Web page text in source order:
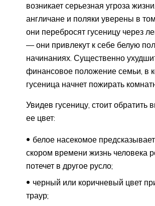
возникает серьезная угроза
англичане и поляки уверены в
они перебросят гусеницу через
— они привлекут к себе белую
начинаниях. Существенно
финансовое положение семьи, в
гусеница начнет пожирать
Увидев гусеницу, стоит обратить
ее цвет:
белое насекомое
скором времени жизнь человека
потечет в другое русло;
черный или коричневый цвет
траур;